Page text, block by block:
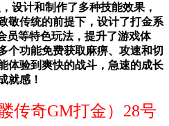
设计和制作了多种技能效果，
敬传统的前提下，设计了打金系
员等特色玩法，提升了游戏体
个功能免费获取麻痹、攻速和切
体验到爽快的战斗，急速的成长
就感！
传奇GM打金）28号